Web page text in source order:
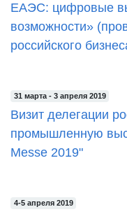
ЕАЭС: цифровые
возможности»
российского
31 марта - 3 апреля 2019
Визит делегации
промышленную
Messe 2019"
4-5 апреля 2019